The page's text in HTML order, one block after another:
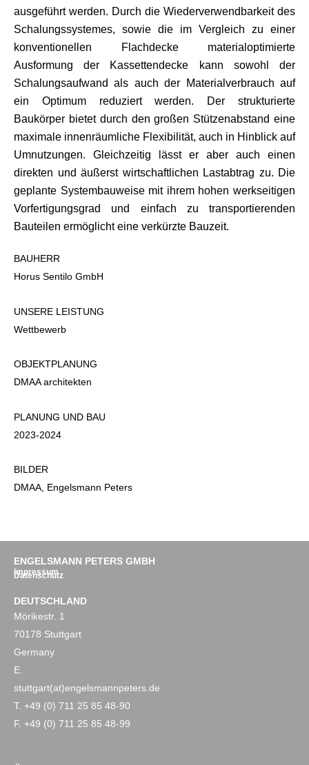
ausgeführt werden. Durch die Wiederverwendbarkeit des
Schalungssystemes, sowie die im Vergleich zu einer
konventionellen Flachdecke materialoptimierte
Ausformung der Kassettendecke kann sowohl der
Schalungsaufwand als auch der Materialverbrauch auf
ein Optimum reduziert werden. Der strukturierte
Baukörper bietet durch den großen Stützenabstand eine
maximale innenräumliche Flexibilität, auch in Hinblick auf
Umnutzungen. Gleichzeitig lässt er aber auch einen
direkten und äußerst wirtschaftlichen Lastabtrag zu. Die
geplante Systembauweise mit ihrem hohen werkseitigen
Vorfertigungsgrad und einfach zu transportierenden
Bauteilen ermöglicht eine verkürzte Bauzeit.
BAUHERR
Horus Sentilo GmbH
UNSERE LEISTUNG
Wettbewerb
OBJEKTPLANUNG
DMAA architekten
PLANUNG UND BAU
2023-2024
BILDER
DMAA, Engelsmann Peters
ENGELSMANN PETERS GMBH
Impressum
Datenschutz
DEUTSCHLAND
Mörikestr. 1
70178 Stuttgart
Germany
E.
stuttgart(at)engelsmannpeters.de
T. +49 (0) 711 25 85 48-90
F. +49 (0) 711 25 85 48-99